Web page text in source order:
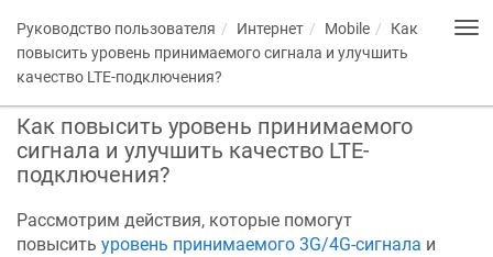
Руководство пользователя Интернет Mobile
Как
повысить уровень принимаемого сигнала и улучшить
качество LTE-подключения?
Как повысить уровень принимаемого
сигнала и улучшить качество LTE-
подключения?
Рассмотрим действия, которые помогут
повысить уровень принимаемого 3G/4G-сигнала и